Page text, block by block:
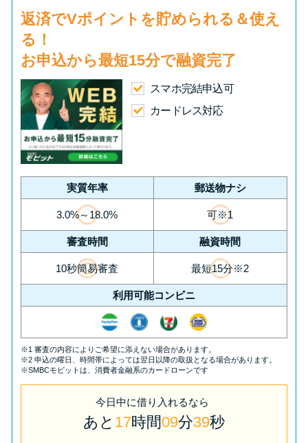
返済でVポイント を貯められる＆使え
る！
お申込から最短15分で融資完了
スマホ完結申込可
カードレス対応
実質年率 郵送物ナシ
3.0%～18.0% 可※1
審査時間 融資時間
10秒簡易審査 最短15分※2
利用可能コンビニ
※1 審査の内容によりご希望に添えない場合があります。
※2 申込の曜日、時間帯によっては翌日以降の取扱となる場合があります。
※SMBCモビットは、消費者金融系のカードローンです
今日中に借り入れるなら
あと 17時間09分39秒